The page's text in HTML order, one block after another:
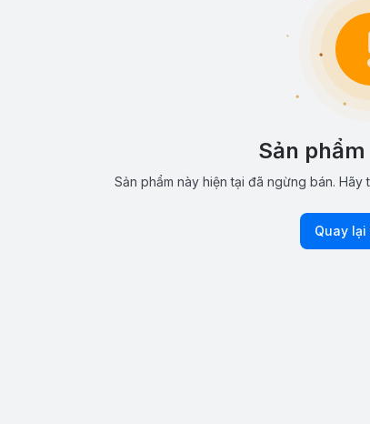
Sản
Sản phẩm này hiện tại đã ngừng bán.
Quay